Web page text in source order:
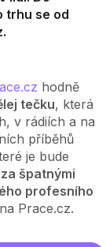
trhu se od
hodně
tečku, která
v rádiích a na
příběhů
je bude
špatnými
profesního
Prace.cz.